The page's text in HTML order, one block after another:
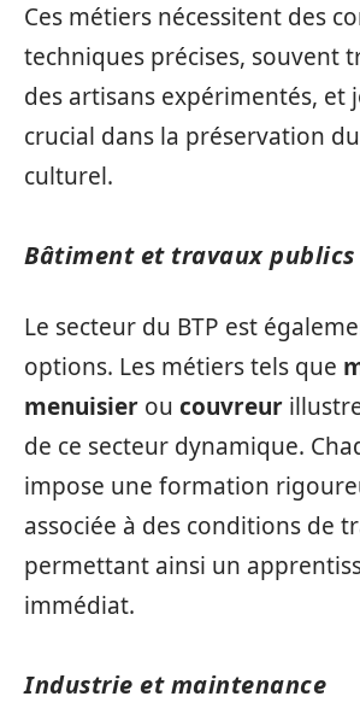
Ces métiers nécessitent des
techniques précises, souvent
des artisans expérimentés, et
crucial dans la préservation
culturel.
Bâtiment et travaux publics
Le secteur du BTP est
options. Les métiers tels que
menuisier ou couvreur
de ce secteur dynamique.
impose une formation
associée à des conditions de
permettant ainsi un
immédiat.
Industrie et maintenance